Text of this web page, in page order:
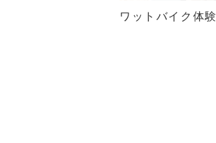
ワットバイク体験